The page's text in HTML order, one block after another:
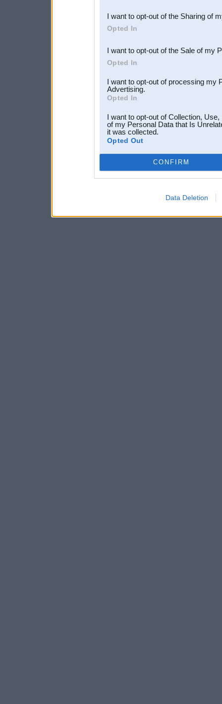
Downstream Participants
third parties.
I want to opt-out of the Sharing of
Opted In
I want to opt-out of the Sale of my
Opted In
I want to opt-out of processing my
Advertising.
Opted In
I want to opt-out of Collection,
of my Personal Data that Is
it was collected.
Opted Out
CONFIRM
Data Deletion